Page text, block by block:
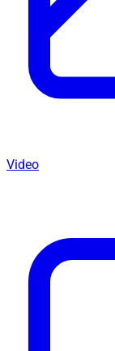
Video